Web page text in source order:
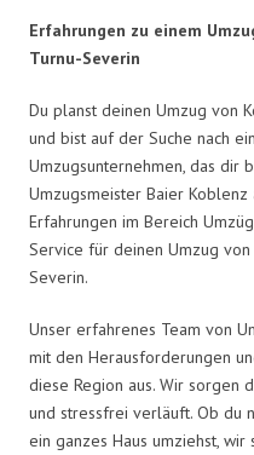
Erfahrungen zu einem
Turnu-Severin
Du planst deinen Umzug von
und bist auf der Suche nach
Umzugsunternehmen, das dir
Umzugsmeister Baier
Erfahrungen im Bereich
Service für deinen Umzug
Severin.
Unser erfahrenes Team von
mit den Herausforderungen
diese Region aus. Wir sorgen
und stressfrei verläuft. Ob du
ein ganzes Haus umziehst,